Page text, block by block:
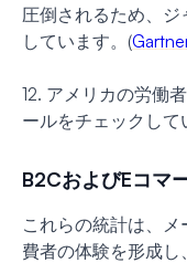
圧倒されるため、
しています。(
12. アメリカの労働
ールをチェックして
B2CおよびEコマ
これらの統計は、
費者の体験を形成